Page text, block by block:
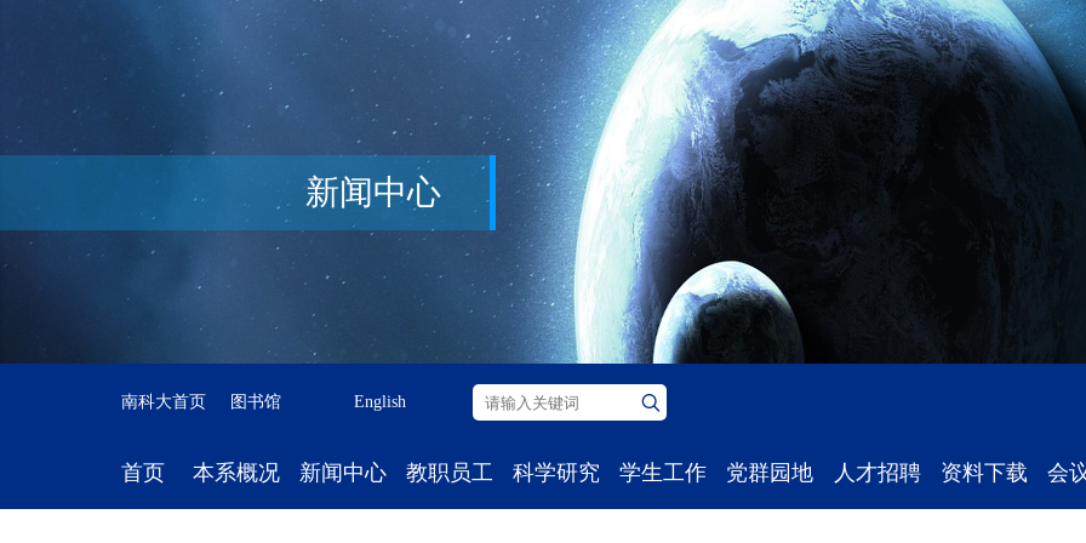
新闻中心
南科大首页 图书馆 English
首页 本系概况 新闻中心 教职员工 科学研究 学生工作 党群园地 人才招聘 资料下载 会